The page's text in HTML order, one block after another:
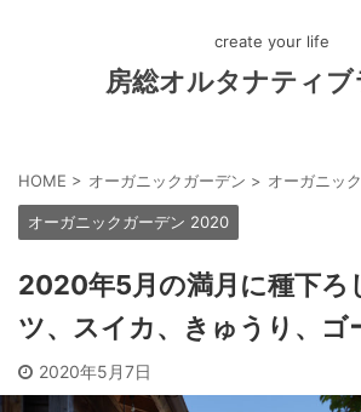
create your life
房総オルタナティブ
HOME > オーガニックガーデン > オーガニッ
オーガニックガーデン 2020
2020年5月の満月に種下ろ
ツ、スイカ、きゅうり、ゴ
2020年5月7日